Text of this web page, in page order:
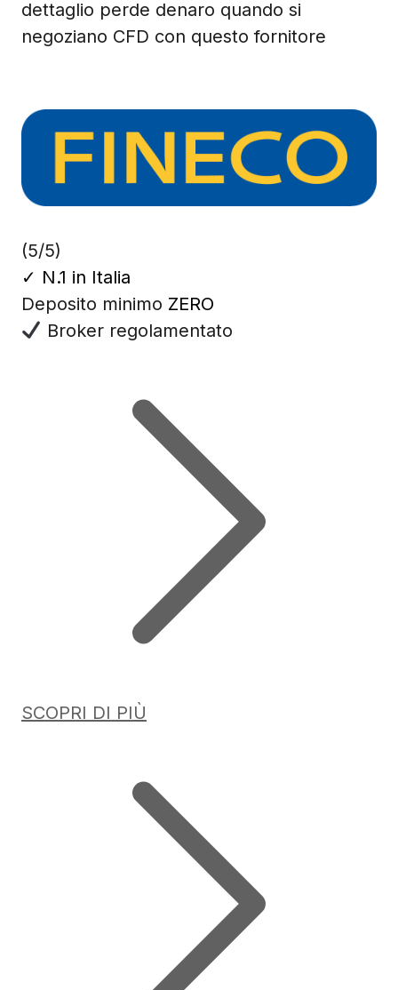
dettaglio perde denaro quando si
negoziano CFD con questo fornitore
(5/5)
✓ N.1 in Italia
Deposito minimo ZERO
Broker regolamentato
SCOPRI DI PIÙ